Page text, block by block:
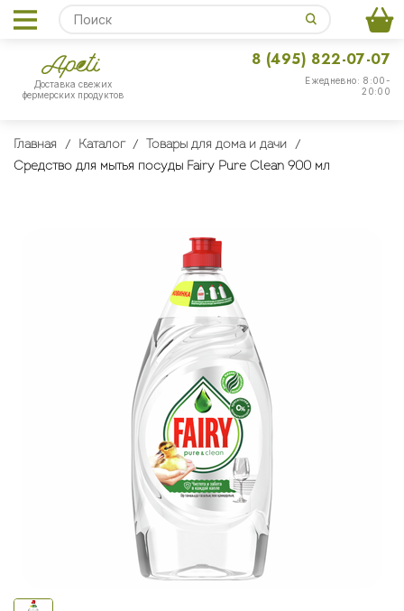
Доставка свежих
фермерских продуктов
Ежедневно: 8:00-
20:00
8 (495) 822-07-07
Главная Каталог
Товары для дома и дачи
Средство для мытья посуды Fairy Pure Clean 900 мл